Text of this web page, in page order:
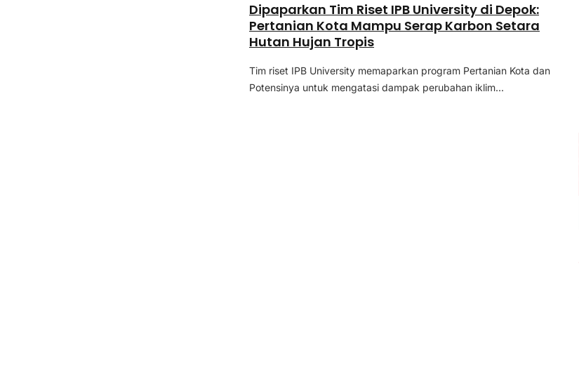
Dipaparkan Tim Riset IPB University di Depok:
Pertanian Kota Mampu Serap Karbon Setara
Hutan Hujan Tropis
Tim riset IPB University memaparkan program Pertanian Kota dan
Potensinya untuk mengatasi dampak perubahan iklim...